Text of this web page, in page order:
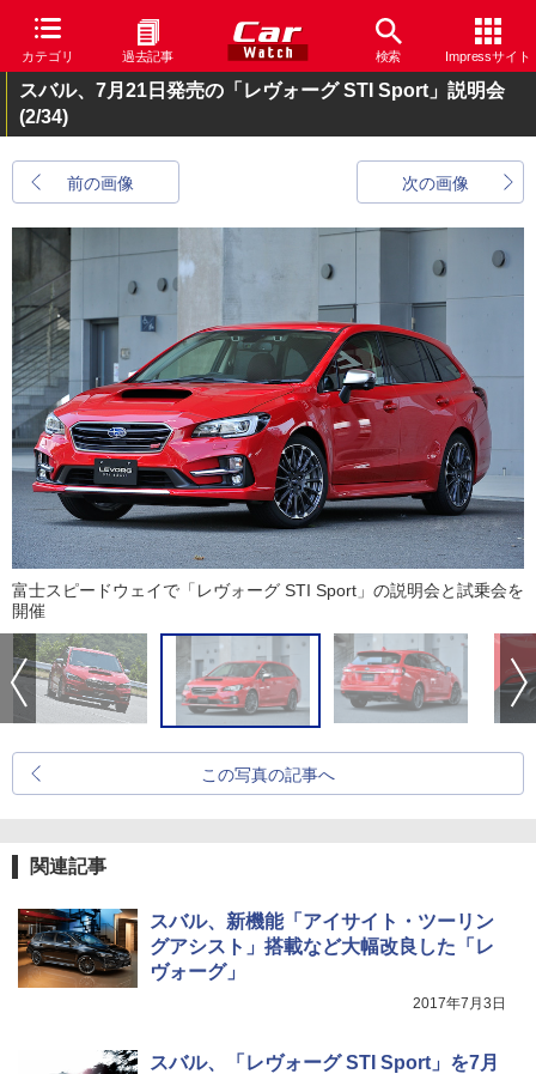
カテゴリ 過去記事 検索 Impressサイト
スバル、7月21日発売の「レヴォーグ STI Sport」説明会
(2/34)
前の画像 次の画像
富士スピードウェイで「レヴォーグ STI Sport」の説明会と試乗会を
開催
この写真の記事へ
関連記事
スバル、新機能「アイサイト・ツーリン
グアシスト」搭載など大幅改良した「レ
ヴォーグ」
2017年7月3日
スバル、「レヴォーグ STI Sport」を7月